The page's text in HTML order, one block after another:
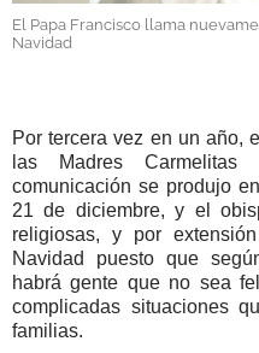
El Papa Francisco llama
Navidad
Por tercera vez en un año,
las Madres
comunicación se produjo
21 de diciembre, y el
religiosas, y por
Navidad puesto que
habrá gente que no sea
complicadas situaciones
familias.